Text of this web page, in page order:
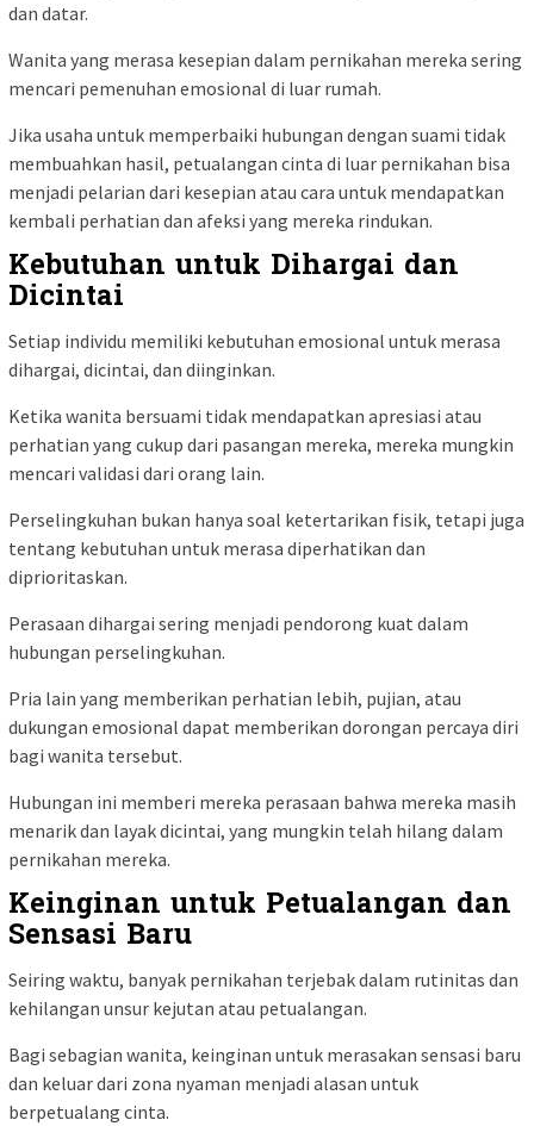
dan datar.
Wanita yang merasa kesepian dalam pernikahan mereka sering
mencari pemenuhan emosional di luar rumah.
Jika usaha untuk memperbaiki hubungan dengan suami tidak
membuahkan hasil, petualangan cinta di luar pernikahan bisa
menjadi pelarian dari kesepian atau cara untuk mendapatkan
kembali perhatian dan afeksi yang mereka rindukan.
Kebutuhan untuk Dihargai dan
Dicintai
Setiap individu memiliki kebutuhan emosional untuk merasa
dihargai, dicintai, dan diinginkan.
Ketika wanita bersuami tidak mendapatkan apresiasi atau
perhatian yang cukup dari pasangan mereka, mereka mungkin
mencari validasi dari orang lain.
Perselingkuhan bukan hanya soal ketertarikan fisik, tetapi juga
tentang kebutuhan untuk merasa diperhatikan dan
diprioritaskan.
Perasaan dihargai sering menjadi pendorong kuat dalam
hubungan perselingkuhan.
Pria lain yang memberikan perhatian lebih, pujian, atau
dukungan emosional dapat memberikan dorongan percaya diri
bagi wanita tersebut.
Hubungan ini memberi mereka perasaan bahwa mereka masih
menarik dan layak dicintai, yang mungkin telah hilang dalam
pernikahan mereka.
Keinginan untuk Petualangan dan
Sensasi Baru
Seiring waktu, banyak pernikahan terjebak dalam rutinitas dan
kehilangan unsur kejutan atau petualangan.
Bagi sebagian wanita, keinginan untuk merasakan sensasi baru
dan keluar dari zona nyaman menjadi alasan untuk
berpetualang cinta.